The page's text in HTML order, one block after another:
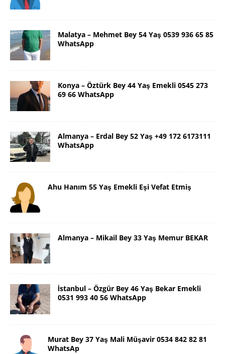
Malatya – Mehmet Bey 54 Yaş 0539 936 65 85
WhatsApp
Konya – Öztürk Bey 44 Yaş Emekli 0545 273
69 66 WhatsApp
Almanya – Erdal Bey 52 Yaş +49 172 6173111
WhatsApp
Ahu Hanım 55 Yaş Emekli Eşi Vefat Etmiş
Almanya – Mikail Bey 33 Yaş Memur BEKAR
İstanbul – Özgür Bey 46 Yaş Bekar Emekli
0531 993 40 56 WhatsApp
Murat Bey 37 Yaş Mali Müşavir 0534 842 82 81
WhatsAp